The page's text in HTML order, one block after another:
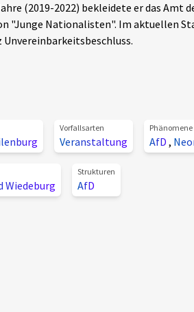
(2019-2022) bekleidete er das Amt
"Junge Nationalisten". Im aktuellen
Vorfallsarten
Veranstaltung
Phänomene
AfD ,
Wiedeburg
Strukturen
AfD